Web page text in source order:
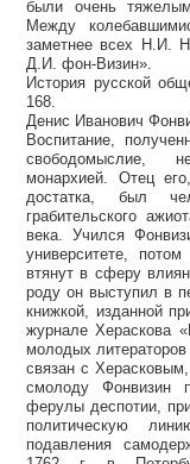
были очень
Между
заметнее всех Н.И.
Д.И. фон-Визин».
История русской
168.
Денис Иванович
Воспитание,
свободомыслие,
монархией. Отец
достатка, был
грабительского
века. Учился
университете,
втянут в сферу
роду он выступил в
книжкой, изданной
журнале Хераскова
молодых
связан с
смолоду Фонвизин
ферулы деспотии,
политическую
подавления